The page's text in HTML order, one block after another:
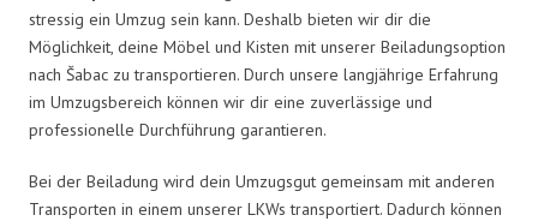
stressig ein Umzug sein kann. Deshalb bieten wir dir die
Möglichkeit, deine Möbel und Kisten mit unserer Beiladungsoption
nach Šabac zu transportieren. Durch unsere langjährige Erfahrung
im Umzugsbereich können wir dir eine zuverlässige und
professionelle Durchführung garantieren.
Bei der Beiladung wird dein Umzugsgut gemeinsam mit anderen
Transporten in einem unserer LKWs transportiert. Dadurch können